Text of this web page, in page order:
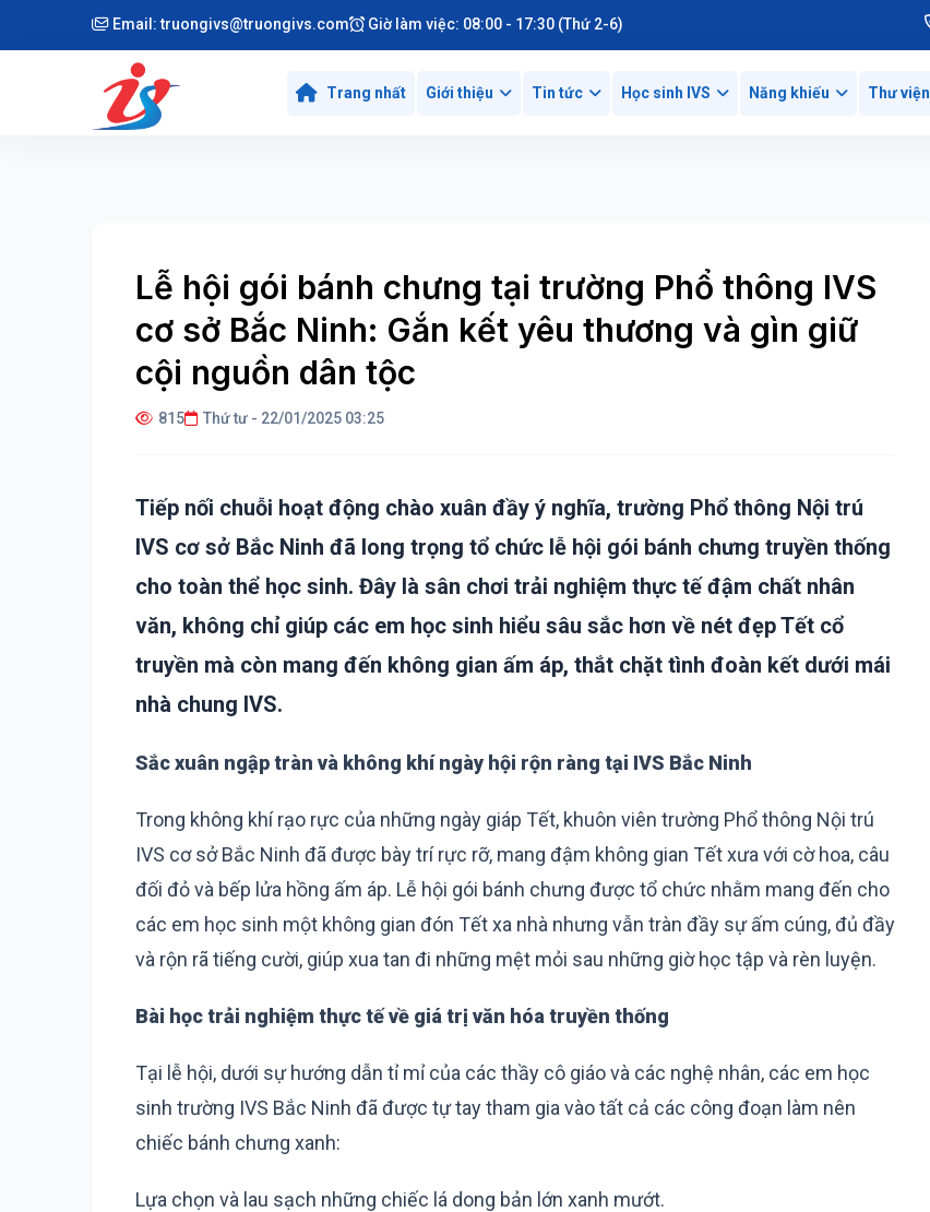
Email:truongivs@truongivs.com Giờ làm việc: 08:00 - 17:30 (Thứ 2-6)
Trang nhất Giới thiệu Tin tức Học sinh IVS Năng khiếu Thư viện
Lễ hội gói bánh chưng tại trường Phổ thông IVS
cơ sở Bắc Ninh: Gắn kết yêu thương và gìn giữ
cội nguồn dân tộc
815 Thứ tư - 22/01/2025 03:25
Tiếp nối chuỗi hoạt động chào xuân đầy ý nghĩa, trường Phổ thông Nội trú
IVS cơ sở Bắc Ninh đã long trọng tổ chức lễ hội gói bánh chưng truyền thống
cho toàn thể học sinh. Đây là sân chơi trải nghiệm thực tế đậm chất nhân
văn, không chỉ giúp các em học sinh hiểu sâu sắc hơn về nét đẹp Tết cổ
truyền mà còn mang đến không gian ấm áp, thắt chặt tình đoàn kết dưới mái
nhà chung IVS.
Sắc xuân ngập tràn và không khí ngày hội rộn ràng tại IVS Bắc Ninh
Trong không khí rạo rực của những ngày giáp Tết, khuôn viên trường Phổ thông Nội trú
IVS cơ sở Bắc Ninh đã được bày trí rực rỡ, mang đậm không gian Tết xưa với cờ hoa, câu
đối đỏ và bếp lửa hồng ấm áp. Lễ hội gói bánh chưng được tổ chức nhằm mang đến cho
các em học sinh một không gian đón Tết xa nhà nhưng vẫn tràn đầy sự ấm cúng, đủ đầy
và rộn rã tiếng cười, giúp xua tan đi những mệt mỏi sau những giờ học tập và rèn luyện.
Bài học trải nghiệm thực tế về giá trị văn hóa truyền thống
Tại lễ hội, dưới sự hướng dẫn tỉ mỉ của các thầy cô giáo và các nghệ nhân, các em học
sinh trường IVS Bắc Ninh đã được tự tay tham gia vào tất cả các công đoạn làm nên
chiếc bánh chưng xanh:
Lựa chọn và lau sạch những chiếc lá dong bản lớn xanh mướt.